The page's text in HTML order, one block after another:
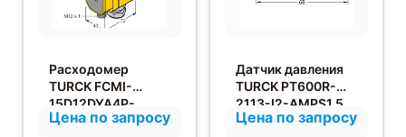
Расходомер
TURCK FCMI-
15D12DYA4P-
LIUP8X-
Цена по запросу
Датчик давления
TURCK PT600R-
2113-I2-AMPS1.5
Цена по запросу